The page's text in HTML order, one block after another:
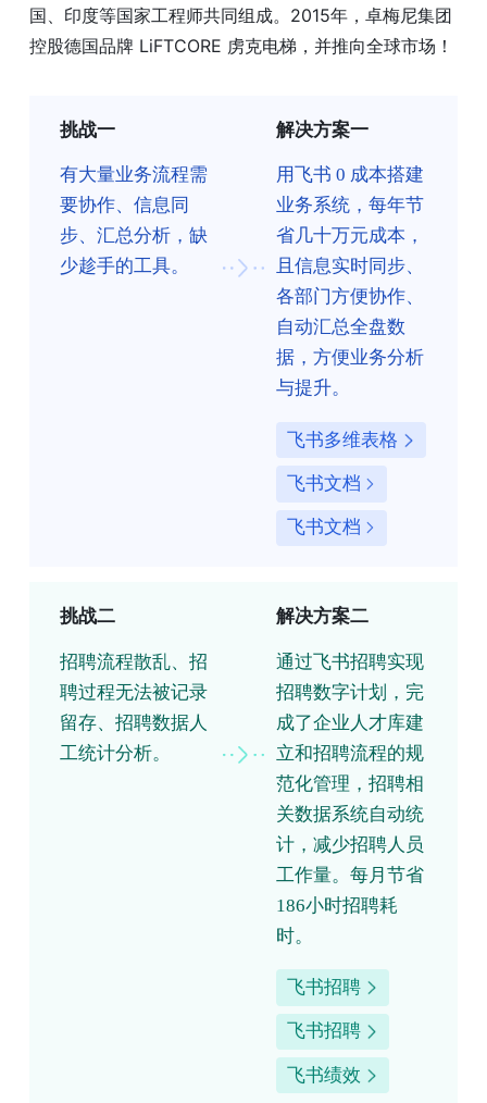
国、印度等国家工程师共同组成。2015年，卓梅尼集团
控股德国品牌 LiFTCORE 虏克电梯，并推向全球市场！
挑战一
有大量业务流程需
要协作、信息同
步、汇总分析，缺
少趁手的工具。
解决方案一
用飞书 0 成本搭建
业务系统，每年节
省几十万元成本，
且信息实时同步、
各部门方便协作、
自动汇总全盘数
据，方便业务分析
与提升。
飞书多维表格
飞书文档
飞书文档
挑战二
招聘流程散乱、招
聘过程无法被记录
留存、招聘数据人
工统计分析。
解决方案二
通过飞书招聘实现
招聘数字计划，完
成了企业人才库建
立和招聘流程的规
范化管理，招聘相
关数据系统自动统
计，减少招聘人员
工作量。每月节省
186小时招聘耗
时。
飞书招聘
飞书招聘
飞书绩效